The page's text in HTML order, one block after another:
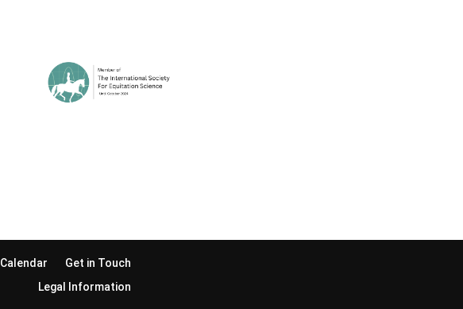
Calendar
Get in Touch
Legal Information